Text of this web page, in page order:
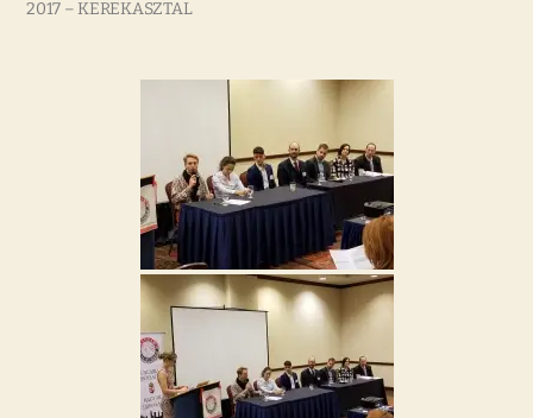
2017 – KEREKASZTAL